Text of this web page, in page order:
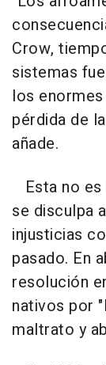
Crow,
sistemas
los
pérdida de
añade.
Esta no
se disculpa
injusticias
pasado. En
resolución
nativos por
maltrato y